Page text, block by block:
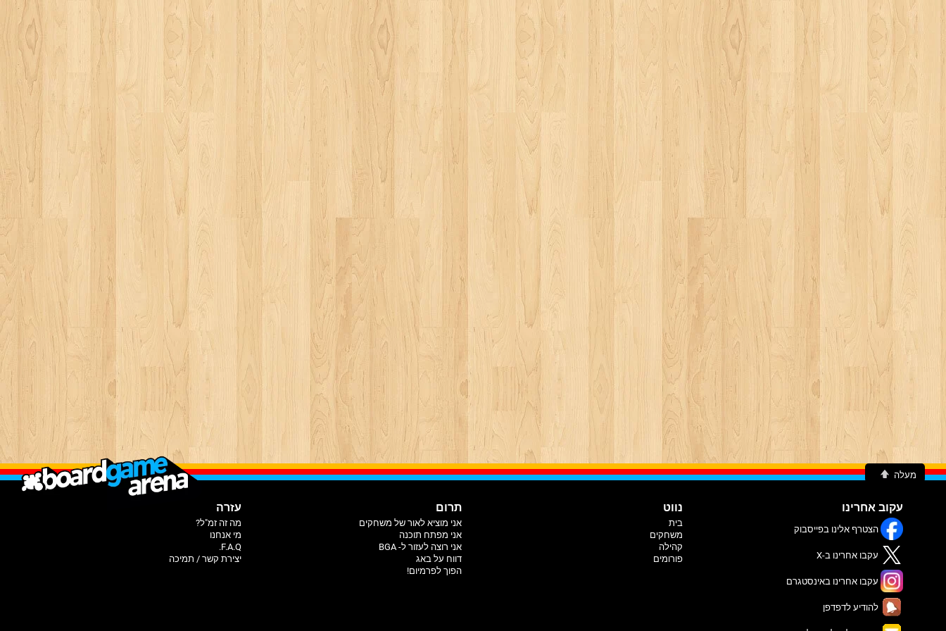
מעלה
עזרה
מה זה זמ"ל?
מי אנחנו
F.A.Q.
יצירת קשר / תמיכה
תרום
אני מוציא לאור של משחקים
אני מפתח תוכנה
אני רוצה לעזור ל- BGA
דווח על באג
הפוך לפרמיום!
נווט
בית
משחקים
קהילה
פורומים
עקוב אחרינו
הצטרף אלינו בפייסבוק
עקבו אחרינו ב-X
עקבו אחרינו באינסטגרם
להודיע לדפדפן